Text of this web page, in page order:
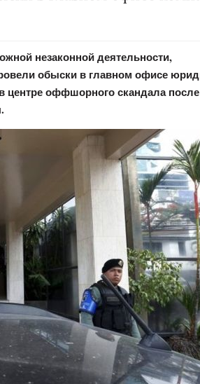
незаконной деятельности,
обыски в главном офисе
центре оффшорного скандала